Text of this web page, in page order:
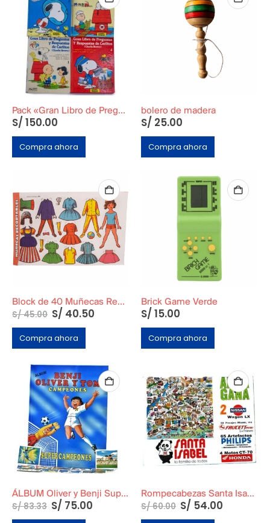
Pack «Gran Libro de Preguntas y Respuestas de Carlitos» Tomos del 1 al 4
S/ 150.00
Compra ahora
bolero de madera
S/ 25.00
Compra ahora
Block de 40 Muñecas Recortables Grande
S/45.00 S/ 40.50
Compra ahora
Brick Game Verde
S/ 15.00
Compra ahora
ÁLBUM Oliver y Benji SuperCampeones en Tapa Dura
S/83.33 S/ 75.00
Rompecabezas Santa Isabel Modelo Playa
S/60.00 S/ 54.00